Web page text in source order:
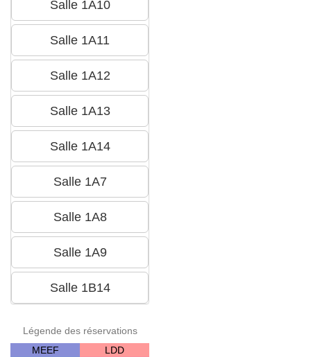
Légende des réservations
MEEF
LDD